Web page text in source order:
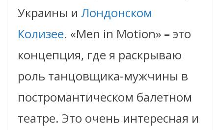
Украины и Лондонском
Колизее. «Men in Motion» – это
концепция, где я раскрываю
роль танцовщика-мужчины в
постромантическом балетном
театре. Это очень интересная и